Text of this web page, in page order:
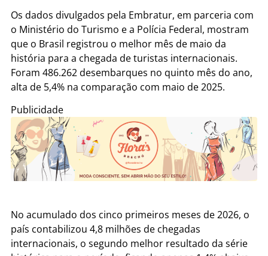
Os dados divulgados pela Embratur, em parceria com
o Ministério do Turismo e a Polícia Federal, mostram
que o Brasil registrou o melhor mês de maio da
história para a chegada de turistas internacionais.
Foram 486.262 desembarques no quinto mês do ano,
alta de 5,4% na comparação com maio de 2025.
Publicidade
No acumulado dos cinco primeiros meses de 2026, o
país contabilizou 4,8 milhões de chegadas
internacionais, o segundo melhor resultado da série